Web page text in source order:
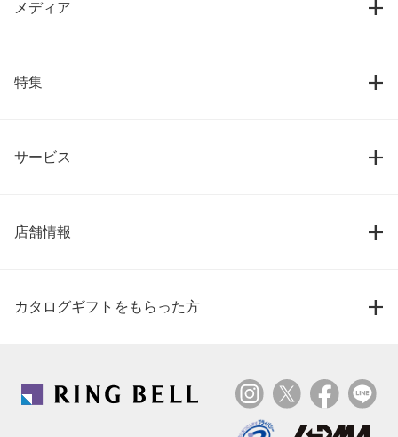
メディア
特集
サービス
店舗情報
カタログギフトをもらった方